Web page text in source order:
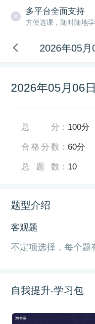
多平台全面支持
方便选课，随时随地
2026年05月
2026年05月06
总分 ： 100分
合格分数 ：60分
总题数 ： 10
题型介绍
客观题
不定项选择，每个题
自我提升-学习包